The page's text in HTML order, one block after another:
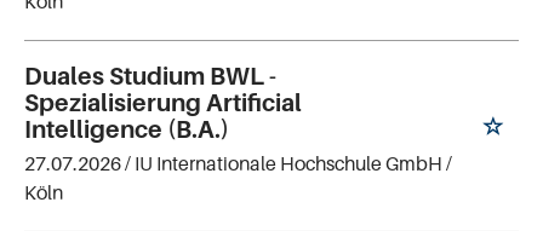
Duales Studium BWL -
Spezialisierung Artificial
Intelligence (B.A.)
27.07.2026 / IU Internationale Hochschule GmbH /
Köln